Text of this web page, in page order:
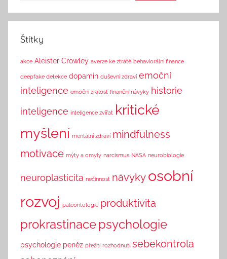
T
n
Štítky
akce Aleister Crowley averze ke ztrátě behaviorální finance
deepfake detekce dopamin duševní zdraví emoční
inteligence emoční zralost finanční návyky historie
inteligence inteligence zvířat kritické
myšlení mentální zdraví mindfulness
motivace mýty a omyly narcismus NASA neurobiologie
neuroplasticita nečinnost návyky osobní
rozvoj paleontologie produktivita
prokrastinacepsychologie
psychologie peněz přežití rozhodnutí sebekontrola